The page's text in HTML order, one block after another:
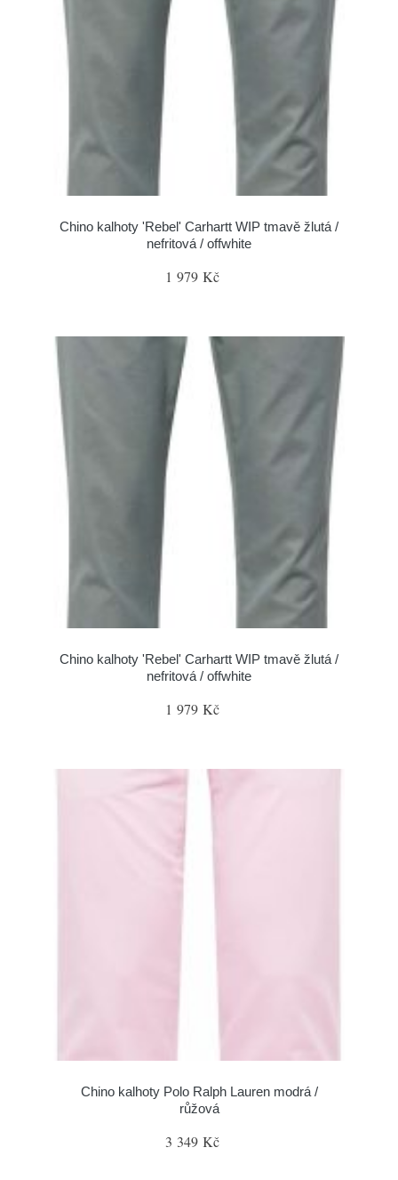
Chino kalhoty 'Rebel' Carhartt WIP tmavě žlutá /
nefritová / offwhite
1 979 Kč
Chino kalhoty 'Rebel' Carhartt WIP tmavě žlutá /
nefritová / offwhite
1 979 Kč
Chino kalhoty Polo Ralph Lauren modrá /
růžová
3 349 Kč